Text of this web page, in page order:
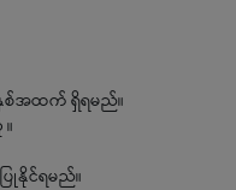
စ်အထက် ရှိရမည်။
ြုနိုင်ရမည်။